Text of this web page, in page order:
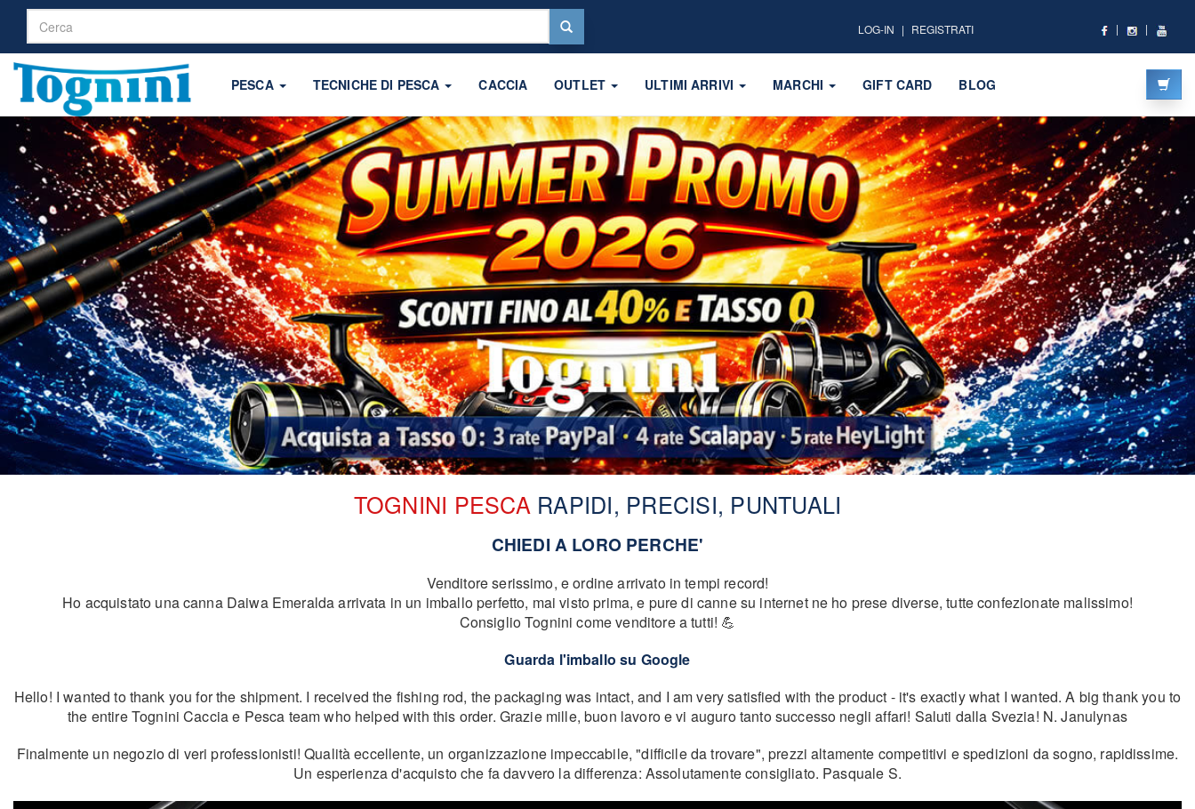
LOG-IN REGISTRATI
PESCA TECNICHE DI PESCA CACCIA OUTLET ULTIMI ARRIVI MARCHI GIFT CARD BLOG
TOGNINI PESCA RAPIDI, PRECISI, PUNTUALI
CHIEDI A LORO PERCHE'
Venditore serissimo, e ordine arrivato in tempi record!
Ho acquistato una canna Daiwa Emeralda arrivata in un imballo perfetto, mai visto prima, e pure di canne su internet ne ho prese diverse, tutte confezionate malissimo!
Consiglio Tognini come venditore a tutti! 💪
Guarda l'imballo su Google
Hello! I wanted to thank you for the shipment. I received the fishing rod, the packaging was intact, and I am very satisfied with the product - it's exactly what I wanted. A big thank you to
the entire Tognini Caccia e Pesca team who helped with this order. Grazie mille, buon lavoro e vi auguro tanto successo negli affari! Saluti dalla Svezia! N. Janulynas
Finalmente un negozio di veri professionisti! Qualità eccellente, un organizzazione impeccabile, "difficile da trovare", prezzi altamente competitivi e spedizioni da sogno, rapidissime.
Un esperienza d'acquisto che fa davvero la differenza: Assolutamente consigliato. Pasquale S.